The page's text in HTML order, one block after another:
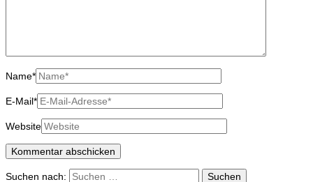
Name*
E-Mail*
Website
Suchen nach: